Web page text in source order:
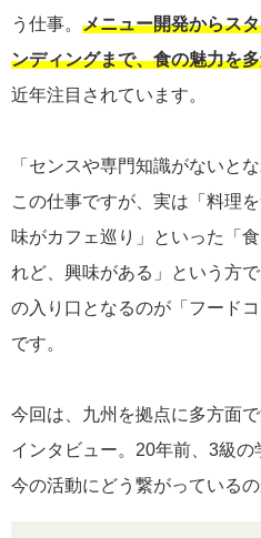
う仕事。 メニュー開発からス
ンディングまで、食の魅力を
近年注目されています。
「センスや専門知識がないと
この仕事ですが、実は「料理
味がカフェ巡り」といった「
れど、興味がある」という方
の入り口となるのが「フード
です。
今回は、九州を拠点に多方面
インタビュー。20年前、3級の
今の活動にどう繋がっているの